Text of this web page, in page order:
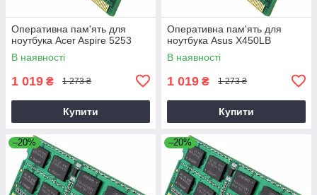
Оперативна пам'ять для
ноутбука Acer Aspire 5253
В наявності
1 019 ₴ 1 273 ₴
Купити
Оперативна пам'ять для
ноутбука Asus X450LB
В наявності
1 019 ₴ 1 273 ₴
Купити
–20% –20%